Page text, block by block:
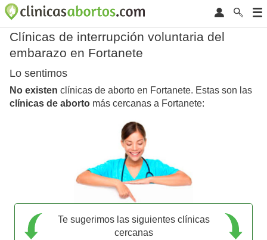
Clínicas de interrupción voluntaria del
embarazo en Fortanete
Lo sentimos
No existen clínicas de aborto en Fortanete. Estas son las
clínicas de aborto más cercanas a Fortanete:
Te sugerimos las siguientes clínicas
cercanas